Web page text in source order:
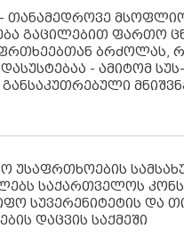
თანამედროვე
გაცილებით ფართო
ბრძოლას,
- ამიტომ
განსაკუთრებული
უსაფრთხოების
საქართველოს
სუვერენიტეტის და
დაცვის საქმეში